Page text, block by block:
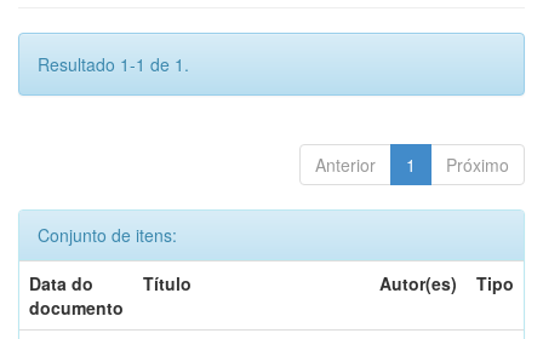
Resultado 1-1 de 1.
Anterior 1 Próximo
Conjunto de itens:
Data do
documento
Título Autor(es) Tipo